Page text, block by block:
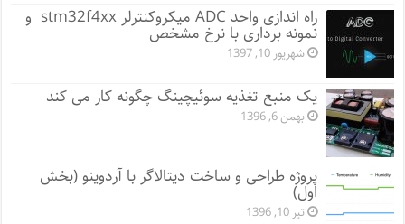
راه اندازی واحد ADC میکروکنترلر stm32f4xx و
نمونه برداری با نرخ مشخص
شهریور 10, 1397
یک منبع تغذیه سوئیچینگ چگونه کار می کند
بهمن 6, 1396
پروژه طراحی و ساخت دیتالاگر با آردوینو (بخش
اول)
تیر 10, 1396